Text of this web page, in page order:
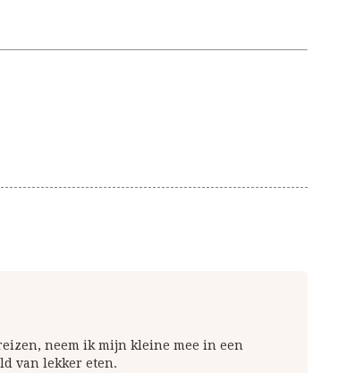
neem ik mijn kleine mee in een
van lekker eten.